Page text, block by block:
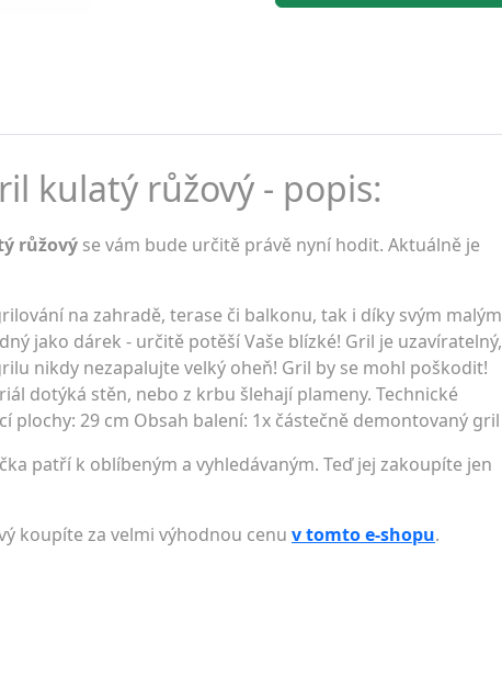
kulatý růžový - popis:
růžový se vám bude určitě právě nyní hodit. Aktuálně je
na zahradě, terase či balkonu, tak i díky svým malým
jako dárek - určitě potěší Vaše blízké! Gril je uzavíratelný,
nikdy nezapalujte velký oheň! Gril by se mohl poškodit!
dotýká stěn, nebo z krbu šlehají plameny. Technické
29 cm Obsah balení: 1x částečně demontovaný gril
patří k oblíbeným a vyhledávaným. Teď jej zakoupíte jen
koupíte za velmi výhodnou cenu v tomto e-shopu.